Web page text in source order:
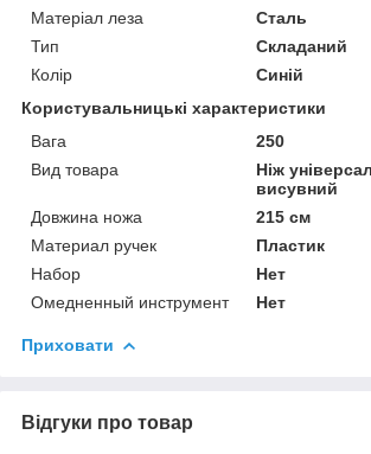
Матеріал леза
Сталь
Тип
Складаний
Колір
Синій
Користувальницькі характеристики
Вага
250
Вид товара
Ніж
висувний
Довжина ножа
215 см
Материал ручек
Пластик
Набор
Нет
Омедненный инструмент
Нет
Приховати
Відгуки про товар